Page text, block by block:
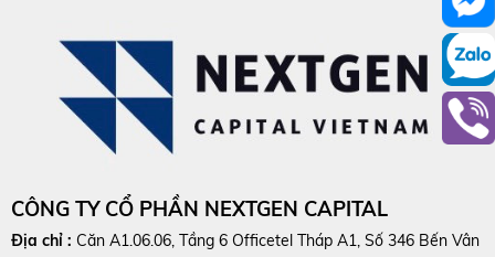
CÔNG TY CỔ PHẦN NEXTGEN CAPITAL
Địa chỉ : Căn A1.06.06, Tầng 6 Officetel Tháp A1, Số 346 Bến Vân